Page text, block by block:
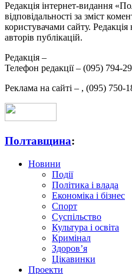
Редакція інтернет-видання
відповідальності за зміст
користувачами сайту.
авторів публікацій.
Редакція –
Телефон редакції – (095) 794-
Реклама на сайті – , (095) 750-
Полтавщина:
Новини
Події
Політика і влада
Економіка і бізнес
Спорт
Суспільство
Культура і освіта
Кримінал
Здоров’я
Цікавинки
Проекти